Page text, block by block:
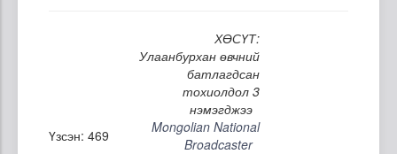
ХӨСҮТ:
Улаанбурхан өвчний
батлагдсан
тохиолдол 3
нэмэгджээ
Үзсэн: 469
Mongolian National
Broadcaster